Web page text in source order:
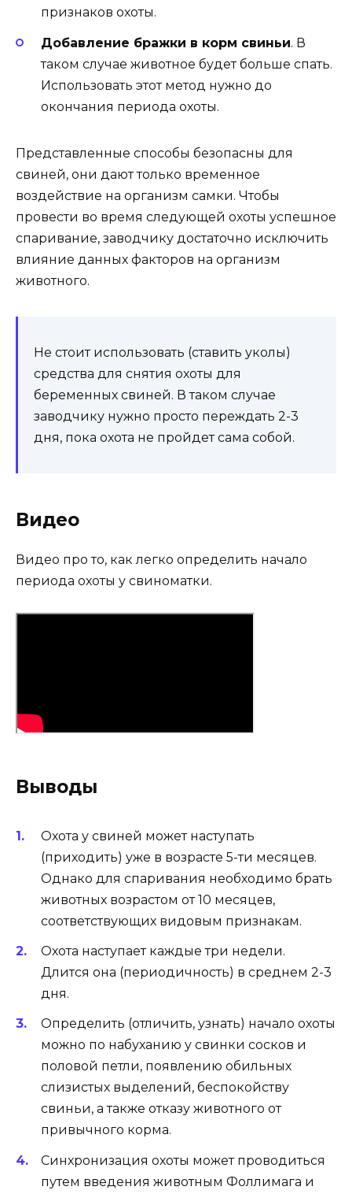
признаков охоты.
Добавление бражки в корм свиньи. В
таком случае животное будет больше спать.
Использовать этот метод нужно до
окончания периода охоты.
Представленные способы безопасны для
свиней, они дают только временное
воздействие на организм самки. Чтобы
провести во время следующей охоты успешное
спаривание, заводчику достаточно исключить
влияние данных факторов на организм
животного.
Не стоит использовать (ставить уколы)
средства для снятия охоты для
беременных свиней. В таком случае
заводчику нужно просто переждать 2-3
дня, пока охота не пройдет сама собой.
Видео
Видео про то, как легко определить начало
периода охоты у свиноматки.
Выводы
Охота у свиней может наступать
(приходить) уже в возрасте 5-ти месяцев.
Однако для спаривания необходимо брать
животных возрастом от 10 месяцев,
соответствующих видовым признакам.
Охота наступает каждые три недели.
Длится она (периодичность) в среднем 2-3
дня.
Определить (отличить, узнать) начало охоты
можно по набуханию у свинки сосков и
половой петли, появлению обильных
слизистых выделений, беспокойству
свиньи, а также отказу животного от
привычного корма.
Синхронизация охоты может проводиться
путем введения животным Фоллимага и